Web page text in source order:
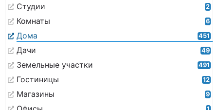
Студии 2
Комнаты 6
Дома 451
Дачи 49
Земельные участки 491
Гостиницы 12
Магазины 9